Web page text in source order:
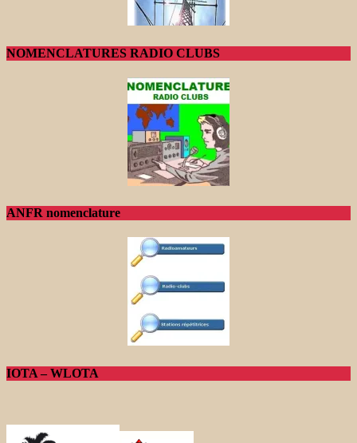
NOMENCLATURES RADIO CLUBS
ANFR nomenclature
IOTA – WLOTA